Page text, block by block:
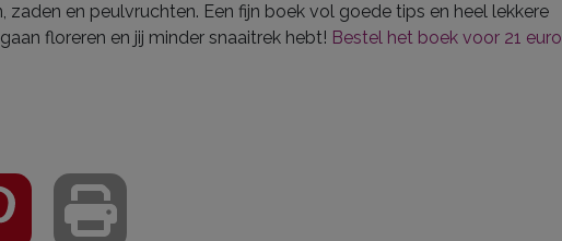
zaden en peulvruchten. Een fijn boek vol goede tips en heel lekkere
floreren en jij minder snaaitrek hebt! Bestel het boek voor 21 euro